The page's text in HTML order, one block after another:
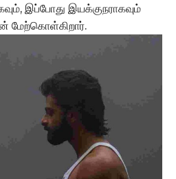
இப்போது இயக்குநராகவும்
மேற்கொள்கிறார்.